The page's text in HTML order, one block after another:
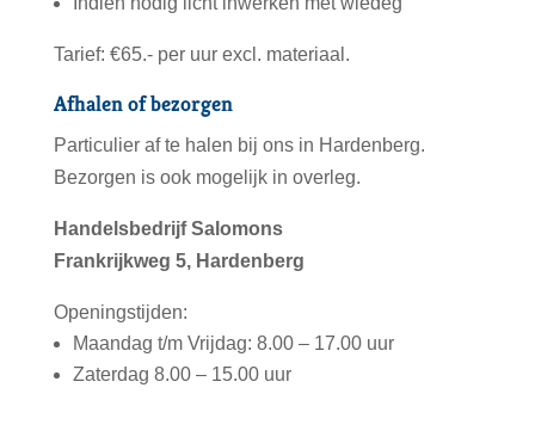
Tarief: €65.- per uur excl. materiaal.
Afhalen of bezorgen
Particulier af te halen bij ons in Hardenberg.
Bezorgen is ook mogelijk in overleg.
Handelsbedrijf Salomons
Frankrijkweg 5, Hardenberg
Openingstijden:
Maandag t/m Vrijdag: 8.00 – 17.00 uur
Zaterdag 8.00 – 15.00 uur